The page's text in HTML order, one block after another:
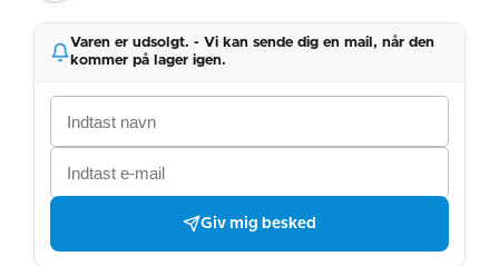
Varen er udsolgt. - Vi kan sende dig en mail, når den
kommer på lager igen.
Giv mig besked